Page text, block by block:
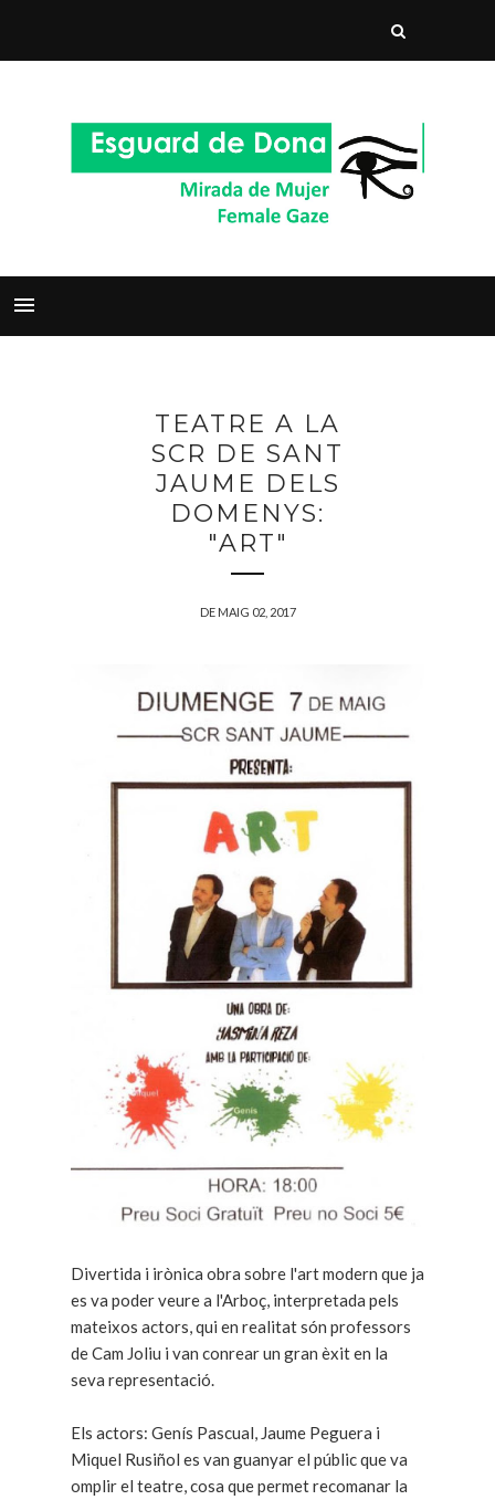
TEATRE A LA
SCR DE SANT
JAUME DELS
DOMENYS:
"ART"
DE MAIG 02, 2017
Divertida i irònica obra sobre l'art modern que ja
es va poder veure a l'Arboç, interpretada pels
mateixos actors, qui en realitat són professors
de Cam Joliu i van conrear un gran èxit en la
seva representació.
Els actors: Genís Pascual, Jaume Peguera i
Miquel Rusiñol es van guanyar el públic que va
omplir el teatre, cosa que permet recomanar la